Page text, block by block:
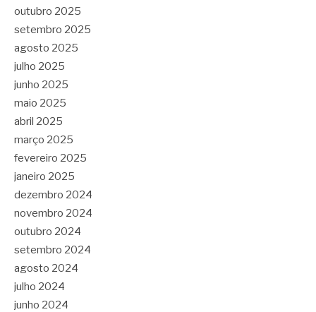
outubro 2025
setembro 2025
agosto 2025
julho 2025
junho 2025
maio 2025
abril 2025
março 2025
fevereiro 2025
janeiro 2025
dezembro 2024
novembro 2024
outubro 2024
setembro 2024
agosto 2024
julho 2024
junho 2024